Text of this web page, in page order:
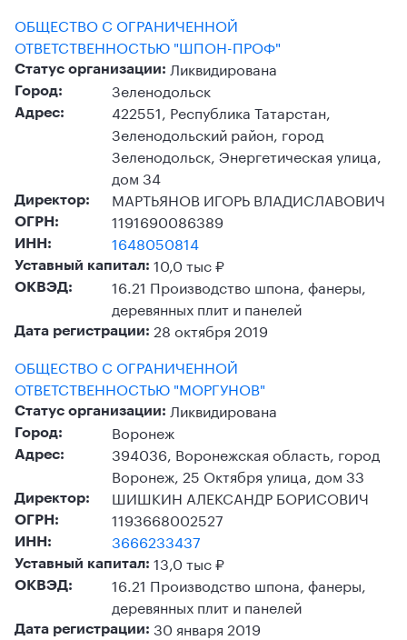
ОБЩЕСТВО С ОГРАНИЧЕННОЙ
ОТВЕТСТВЕННОСТЬЮ "ШПОН-ПРОФ"
Статус организации: Ликвидирована
Город: Зеленодольск
Адрес:
422551, Республика Татарстан,
Зеленодольский район, город
Зеленодольск, Энергетическая улица,
дом 34
Директор: МАРТЬЯНОВ ИГОРЬ ВЛАДИСЛАВОВИЧ
ОГРН: 1191690086389
ИНН: 1648050814
Уставный капитал: 10,0 тыс ₽
ОКВЭД:
16.21 Производство шпона, фанеры,
деревянных плит и панелей
Дата регистрации: 28 октября 2019
ОБЩЕСТВО С ОГРАНИЧЕННОЙ
ОТВЕТСТВЕННОСТЬЮ "МОРГУНОВ"
Статус организации: Ликвидирована
Город: Воронеж
Адрес:
394036, Воронежская область, город
Воронеж, 25 Октября улица, дом 33
Директор: ШИШКИН АЛЕКСАНДР БОРИСОВИЧ
ОГРН: 1193668002527
ИНН: 3666233437
Уставный капитал: 13,0 тыс ₽
ОКВЭД:
16.21 Производство шпона, фанеры,
деревянных плит и панелей
Дата регистрации: 30 января 2019